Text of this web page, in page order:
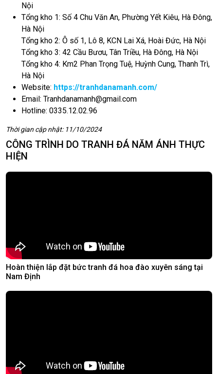
Nội
Tổng kho 1: Số 4 Chu Văn An, Phường Yết Kiêu, Hà Đông,
Hà Nội
Tổng kho 2: Ô số 1, Lô 8, KCN Lai Xá, Hoài Đức, Hà Nội
Tổng kho 3: 42 Cầu Bươu, Tân Triều, Hà Đông, Hà Nội
Tổng kho 4: Km2 Phan Trọng Tuệ, Huỳnh Cung, Thanh Trì,
Hà Nội
Website: https://tranhdanamanh.com/
Email: Tranhdanamanh@gmail.com
Hotline: 0335.12.02.96
Thời gian cập nhật: 11/10/2024
CÔNG TRÌNH DO TRANH ĐÁ NĂM ÁNH THỰC
HIỆN
Hoàn thiện lắp đặt bức tranh đá hoa đào xuyên sáng tại
Nam Định